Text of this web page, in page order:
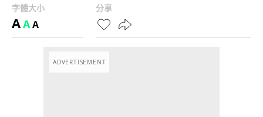
字體大小
AAA
分享
ADVERTISEMENT